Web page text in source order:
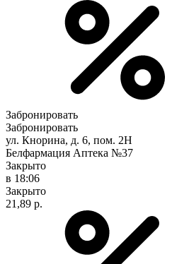
Забронировать
Забронировать
ул. Кнорина, д. 6, пом. 2Н
Белфармация Аптека №37
Закрыто
в 18:06
Закрыто
21,89 р.